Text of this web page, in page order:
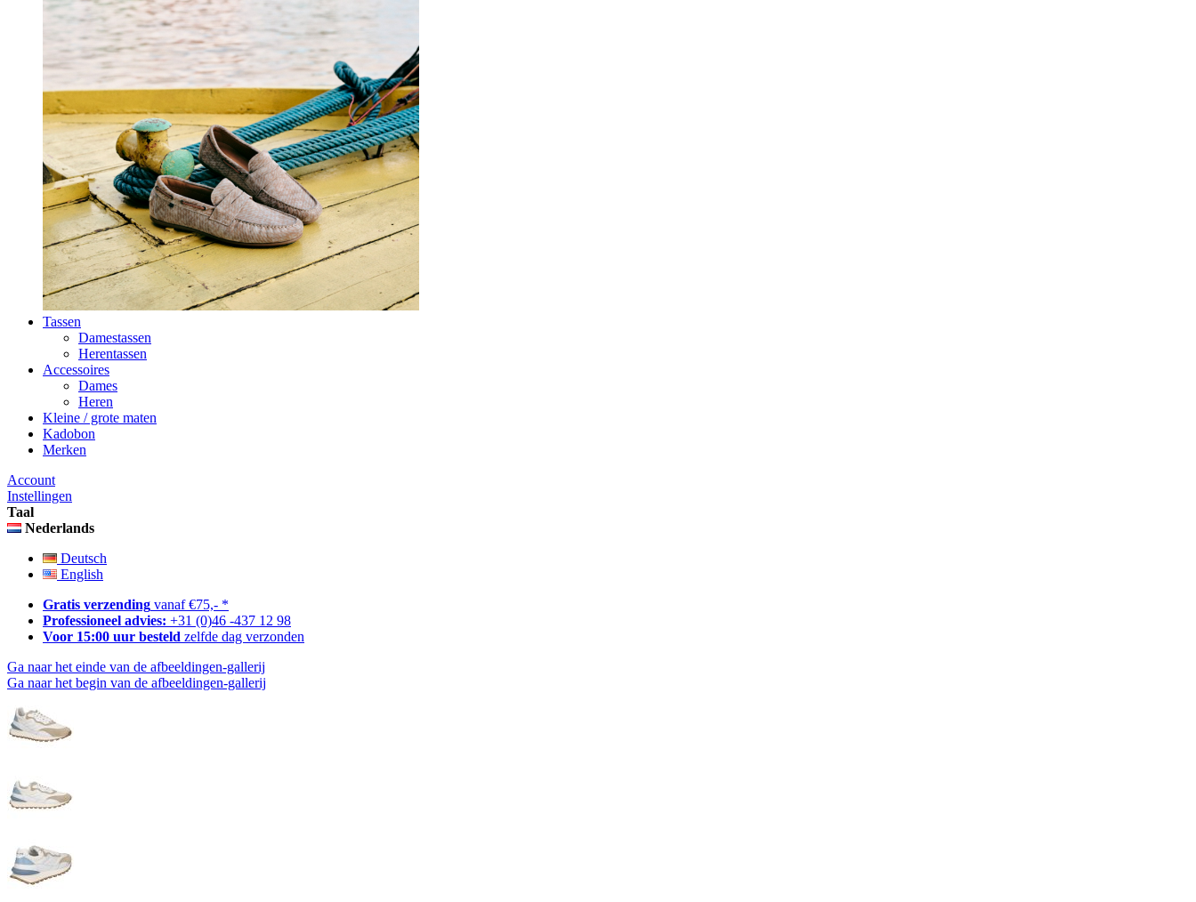
Tassen
Damestassen
Herentassen
Accessoires
Dames
Heren
Kleine / grote maten
Kadobon
Merken
Account
Instellingen
Taal
Nederlands
Deutsch
English
Gratis verzending vanaf €75,- *
Professioneel advies: +31 (0)46 -437 12 98
Voor 15:00 uur besteld zelfde dag verzonden
Ga naar het einde van de afbeeldingen-gallerij
Ga naar het begin van de afbeeldingen-gallerij